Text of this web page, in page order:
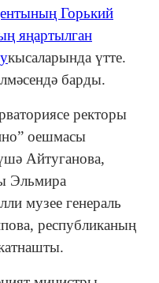
Горький
яңартылган
кысаларында үтте.
барды.
ректоры
оешмасы
Айтуганова,
Эльмира
музее генераль
республиканың